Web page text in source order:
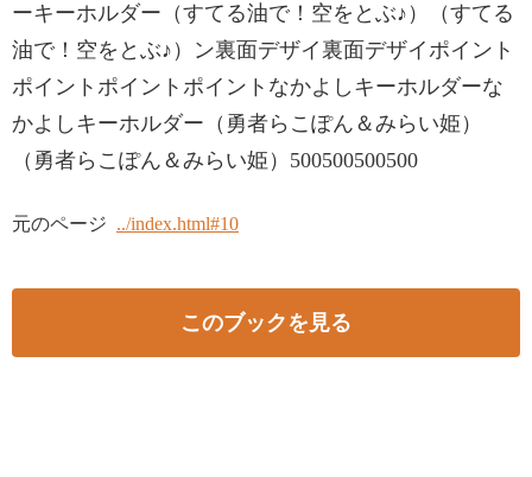
ーキーホルダー（すてる油で！空をとぶ♪）（すてる
油で！空をとぶ♪）ン裏面デザイ裏面デザイポイント
ポイントポイントポイントなかよしキーホルダーな
かよしキーホルダー（勇者らこぽん＆みらい姫）
（勇者らこぽん＆みらい姫）500500500500
元のページ ../index.html#10
このブックを見る